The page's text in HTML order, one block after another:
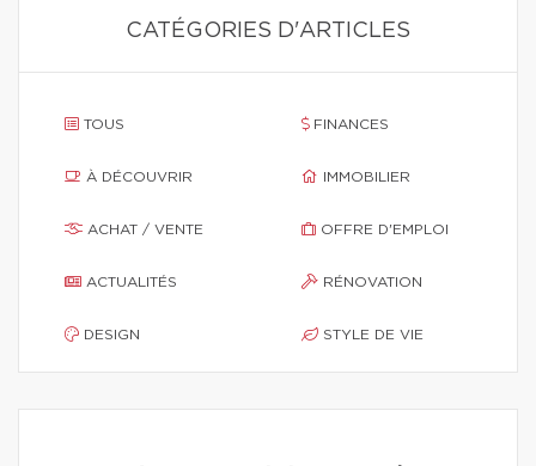
CATÉGORIES D'ARTICLES
TOUS
À DÉCOUVRIR
ACHAT / VENTE
ACTUALITÉS
DESIGN
FINANCES
IMMOBILIER
OFFRE D'EMPLOI
RÉNOVATION
STYLE DE VIE